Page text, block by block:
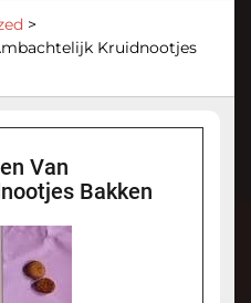
>
Kruidnootjes
Van
Bakken